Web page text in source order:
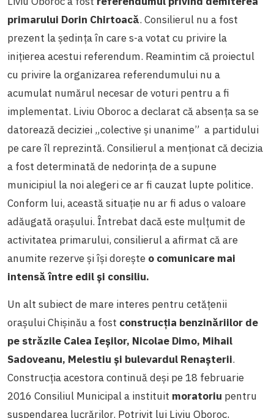
primarului Dorin Chirtoacă. Consilierul nu a fost
prezent la ședința în care s-a votat cu privire la
inițierea acestui referendum. Reamintim că proiectul
cu privire la organizarea referendumului nu a
acumulat numărul necesar de voturi pentru a fi
implementat. Liviu Oboroc a declarat că absența sa se
datorează deciziei „colective și unanime” a partidului
pe care îl reprezintă. Consilierul a menționat că decizia
a fost determinată de nedorința de a supune
municipiul la noi alegeri ce ar fi cauzat lupte politice.
Conform lui, această situație nu ar fi adus o valoare
adăugată orașului. Întrebat dacă este mulțumit de
activitatea primarului, consilierul a afirmat că are
anumite rezerve și își dorește o comunicare mai
intensă între edil și consiliu.
Un alt subiect de mare interes pentru cetățenii
orașului Chișinău a fost construcția benzinăriilor de
pe străzile Calea Ieşilor, Nicolae Dimo, Mihail
Sadoveanu, Melestiu şi bulevardul Renaşterii.
Construcția acestora continuă deși pe 18 februarie
2016 Consiliul Municipal a instituit moratoriu pentru
suspendarea lucrărilor. Potrivit lui Liviu Oboroc,